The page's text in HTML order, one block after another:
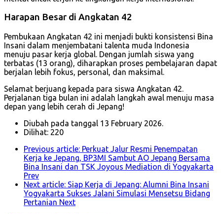
Harapan Besar di Angkatan 42
Pembukaan Angkatan 42 ini menjadi bukti konsistensi Bina
Insani dalam menjembatani talenta muda Indonesia
menuju pasar kerja global. Dengan jumlah siswa yang
terbatas (13 orang), diharapkan proses pembelajaran dapat
berjalan lebih fokus, personal, dan maksimal.
Selamat berjuang kepada para siswa Angkatan 42.
Perjalanan tiga bulan ini adalah langkah awal menuju masa
depan yang lebih cerah di Jepang!
Diubah pada tanggal 13 February 2026.
Dilihat: 220
Previous article: Perkuat Jalur Resmi Penempatan
Kerja ke Jepang, BP3MI Sambut AO Jepang Bersama
Bina Insani dan TSK Joyous Mediation di Yogyakarta
Prev
Next article: Siap Kerja di Jepang: Alumni Bina Insani
Yogyakarta Sukses Jalani Simulasi Mensetsu Bidang
Pertanian Next